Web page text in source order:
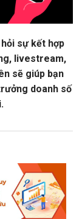
sự kết hợp
livestream,
sẽ giúp bạn
doanh số